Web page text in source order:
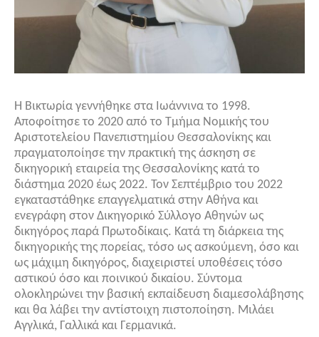
Η Βικτωρία γεννήθηκε στα Ιωάννινα το 1998.
Αποφοίτησε το 2020 από το Τμήμα Νομικής του
Αριστοτελείου Πανεπιστημίου Θεσσαλονίκης και
πραγματοποίησε την πρακτική της άσκηση σε
δικηγορική εταιρεία της Θεσσαλονίκης κατά το
διάστημα 2020 έως 2022. Τον Σεπτέμβριο του 2022
εγκαταστάθηκε επαγγελματικά στην Αθήνα και
ενεγράφη στον Δικηγορικό Σύλλογο Αθηνών ως
δικηγόρος παρά Πρωτοδίκαις. Κατά τη διάρκεια της
δικηγορικής της πορείας, τόσο ως ασκούμενη, όσο και
ως μάχιμη δικηγόρος, διαχειριστεί υποθέσεις τόσο
αστικού όσο και ποινικού δικαίου. Σύντομα
ολοκληρώνει την βασική εκπαίδευση διαμεσολάβησης
και θα λάβει την αντίστοιχη πιστοποίηση. Μιλάει
Αγγλικά, Γαλλικά και Γερμανικά.